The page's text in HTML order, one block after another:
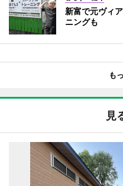
新富で元ヴィ
ニングも
も
見